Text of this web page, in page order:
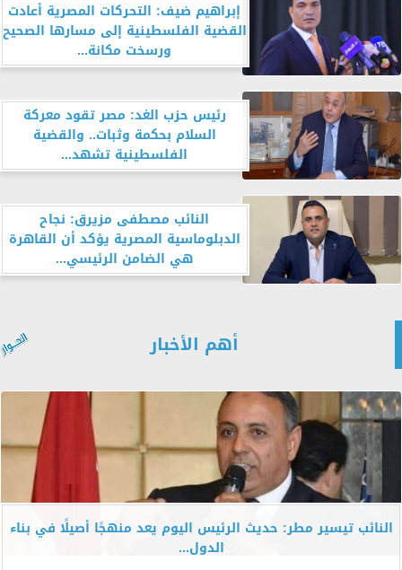
إبراهيم ضيف: التحركات المصرية أعادت
القضية الفلسطينية إلى مسارها الصحيح
ورسخت مكانة...
رئيس حزب الغد: مصر تقود معركة
السلام بحكمة وثبات.. والقضية
الفلسطينية تشهد...
النائب مصطفى مزيرق: نجاح
الدبلوماسية المصرية يؤكد أن القاهرة
هي الضامن الرئيسي...
أهم الأخبار
النائب تيسير مطر: حديث الرئيس اليوم يعد منهجًا أصيلًا في بناء
الدول...